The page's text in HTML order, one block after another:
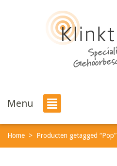
Menu
Home > Producten getagged “Pop”